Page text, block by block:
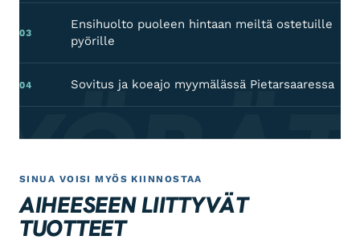
03
Ensihuolto puoleen hintaan meiltä ostetuille
pyörille
04 Sovitus ja koeajo myymälässä Pietarsaaressa
SINUA VOISI MYÖS KIINNOSTAA
AIHEESEEN LIITTYVÄT
TUOTTEET